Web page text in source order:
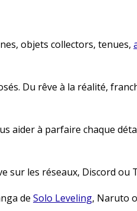
objets collectors, tenues,
Du rêve à la réalité,
aider à parfaire chaque
sur les réseaux, Discord ou
de Solo Leveling, Naruto